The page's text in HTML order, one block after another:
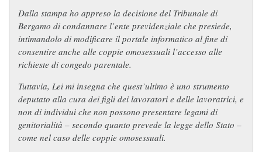
Dalla stampa ho appreso la decisione del Tribunale di
Bergamo di condannare l’ente previdenziale che presiede,
intimandolo di modificare il portale informatico al fine di
consentire anche alle coppie omosessuali l’accesso alle
richieste di congedo parentale.
Tuttavia, Lei mi insegna che quest’ultimo è uno strumento
deputato alla cura dei figli dei lavoratori e delle lavoratrici, e
non di individui che non possono presentare legami di
genitorialità – secondo quanto prevede la legge dello Stato –
come nel caso delle coppie omosessuali.